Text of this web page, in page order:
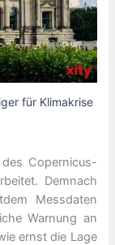
für Klimakrise
Copernicus-
Demnach
Messdaten
Warnung an
ernst die Lage